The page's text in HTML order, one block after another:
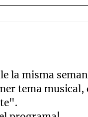
la misma
tema musical,